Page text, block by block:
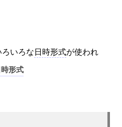
いろな 日時形式が使われ
形式